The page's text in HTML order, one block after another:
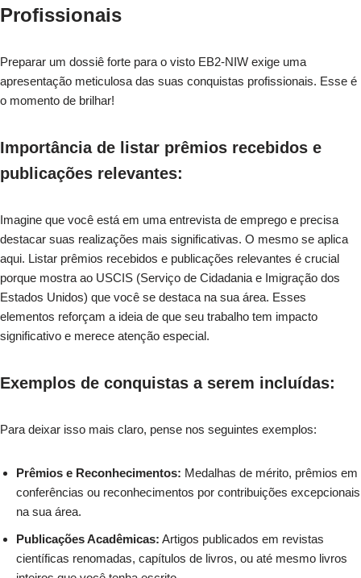
Profissionais
Preparar um dossiê forte para o visto EB2-NIW exige uma
apresentação meticulosa das suas conquistas profissionais. Esse é
o momento de brilhar!
Importância de listar prêmios recebidos e
publicações relevantes:
Imagine que você está em uma entrevista de emprego e precisa
destacar suas realizações mais significativas. O mesmo se aplica
aqui. Listar prêmios recebidos e publicações relevantes é crucial
porque mostra ao USCIS (Serviço de Cidadania e Imigração dos
Estados Unidos) que você se destaca na sua área. Esses
elementos reforçam a ideia de que seu trabalho tem impacto
significativo e merece atenção especial.
Exemplos de conquistas a serem incluídas:
Para deixar isso mais claro, pense nos seguintes exemplos:
Prêmios e Reconhecimentos: Medalhas de mérito, prêmios em
conferências ou reconhecimentos por contribuições excepcionais
na sua área.
Publicações Acadêmicas: Artigos publicados em revistas
científicas renomadas, capítulos de livros, ou até mesmo livros